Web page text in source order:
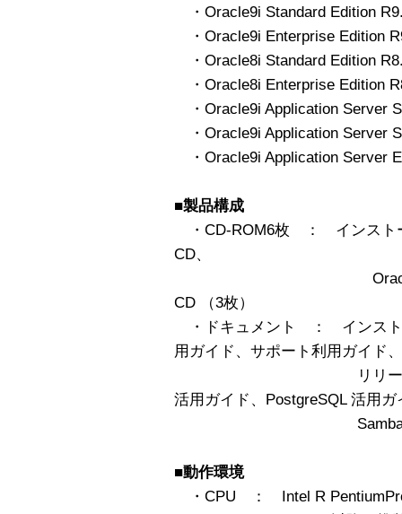
・Oracle9i Standard Edition
・Oracle9i Enterprise Edition
・Oracle8i Standard Edition
・Oracle8i Enterprise Edition
・Oracle9i Application Server
・Oracle9i Application Server
・Oracle9i Application Server
■製品構成
・CD-ROM6枚 ： インスト
CD、
Oracle9i
CD （3枚）
・ドキュメント ： インスト
用ガイド、サポート利用ガイド、
リリースノート、
活用ガイド、PostgreSQL 活用ガ
Samba 活用ガ
■動作環境
・CPU ： Intel R